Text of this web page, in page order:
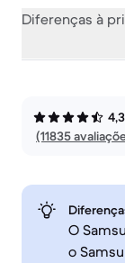
Diferenças à
(11835
O
o